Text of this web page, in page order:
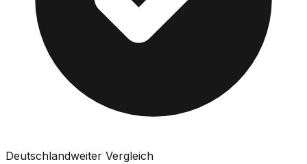
Deutschlandweiter Vergleich